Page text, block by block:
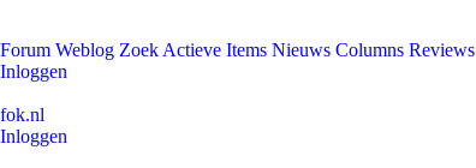
Forum Weblog Zoek Actieve Items Nieuws Columns Reviews
Inloggen
fok.nl
Inloggen